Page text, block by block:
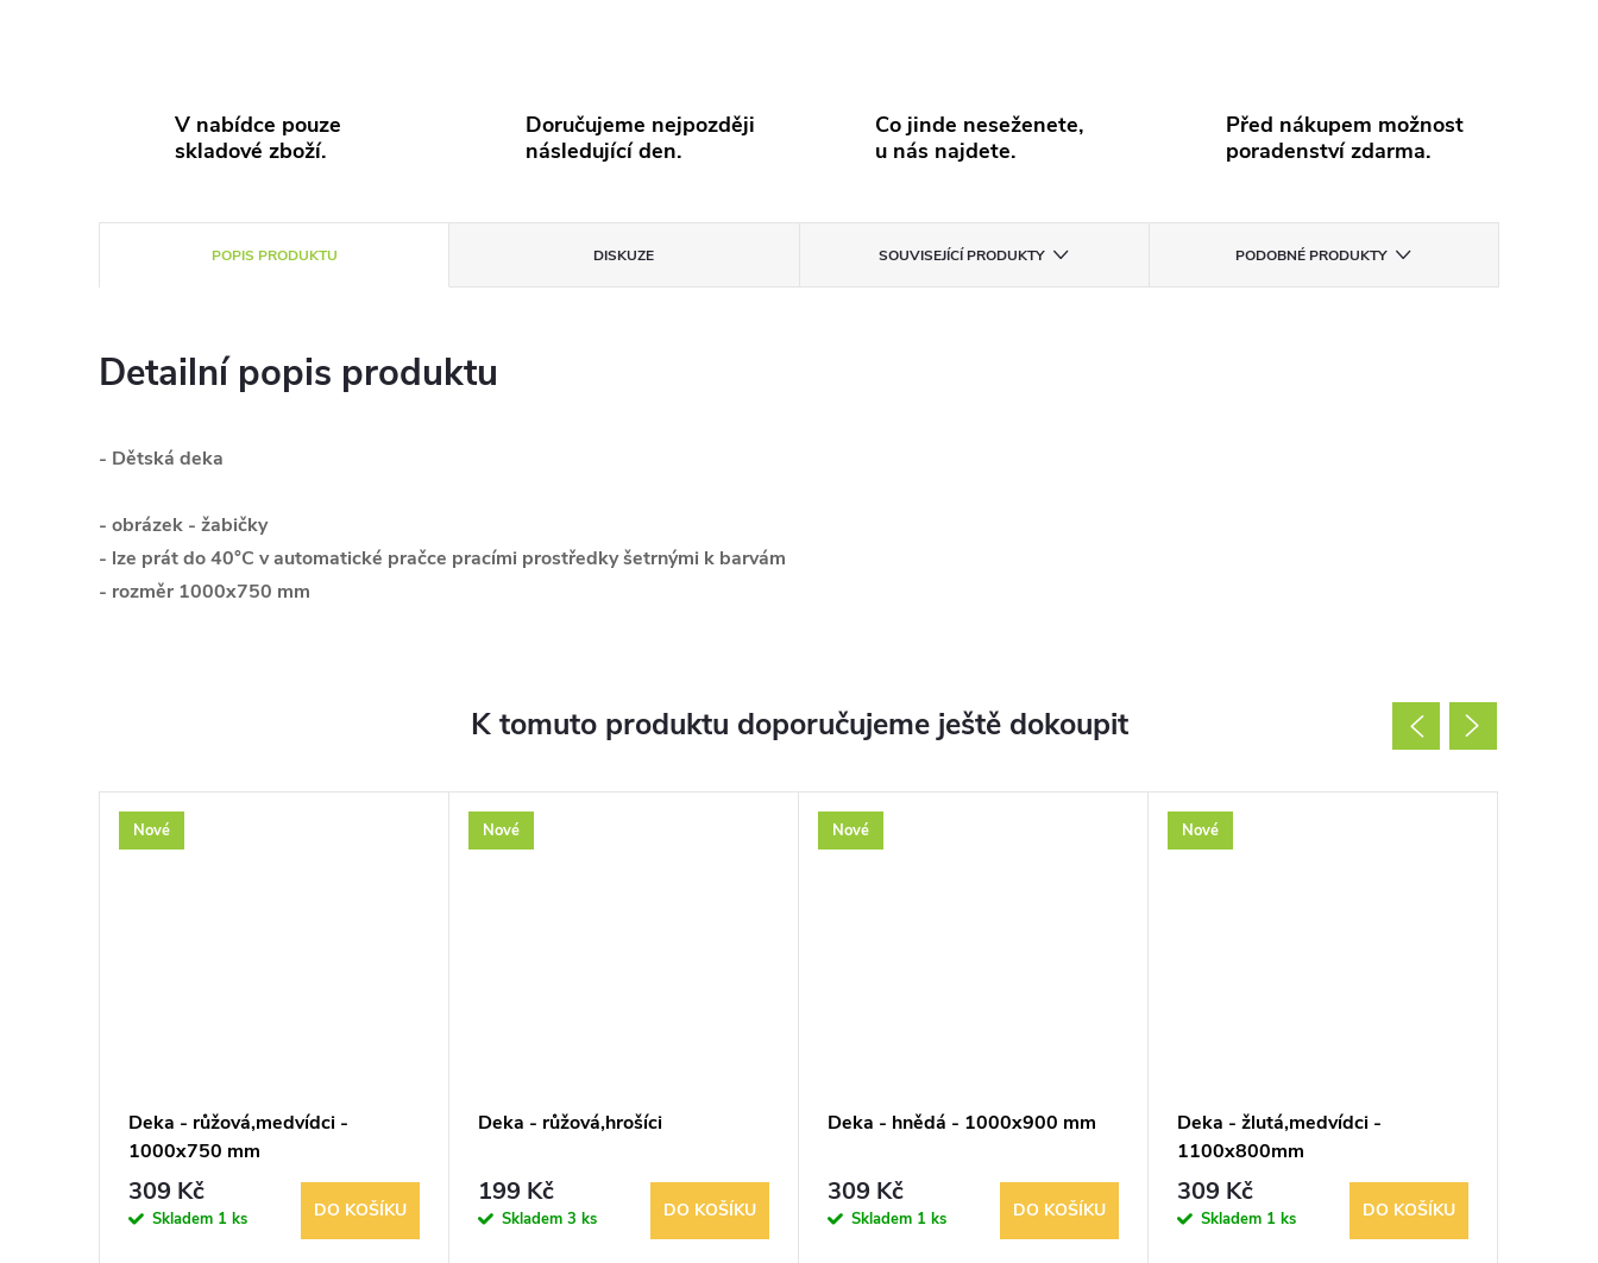
V nabídce pouze
skladové zboží.
Doručujeme nejpozději
následující den.
Co jinde neseženete,
u nás najdete.
Před nákupem možnost
poradenství zdarma.
POPIS PRODUKTU DISKUZE SOUVISEJÍCÍ PRODUKTY PODOBNÉ PRODUKTY
Detailní popis produktu
- Dětská deka
- obrázek - žabičky
- lze prát do 40°C v automatické pračce pracími prostředky šetrnými k barvám
- rozměr 1000x750 mm
K tomuto produktu doporučujeme ještě dokoupit
Nové
Deka - růžová,medvídci -
1000x750 mm
309 Kč
Skladem 1 ks DO KOŠÍKU
Nové
Deka - růžová,hrošíci
199 Kč
Skladem 3 ks DO KOŠÍKU
Nové
Deka - hnědá - 1000x900 mm
309 Kč
Skladem 1 ks DO KOŠÍKU
Nové
Deka - žlutá,medvídci -
1100x800mm
309 Kč
Skladem 1 ks DO KOŠÍKU